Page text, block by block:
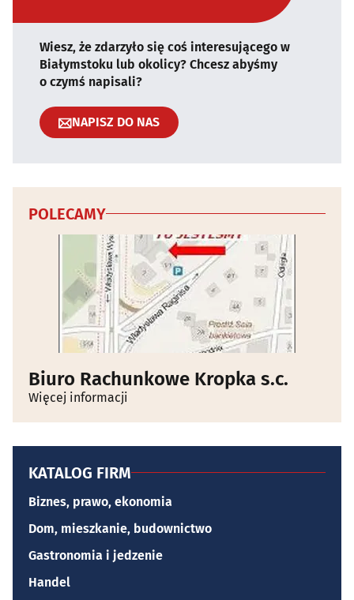
Wiesz, że zdarzyło się coś interesującego w
Białymstoku lub okolicy? Chcesz abyśmy
o czymś napisali?
NAPISZ DO NAS
POLECAMY
Biuro Rachunkowe Kropka s.c.
Więcej informacji
KATALOG FIRM
Biznes, prawo, ekonomia
Dom, mieszkanie, budownictwo
Gastronomia i jedzenie
Handel